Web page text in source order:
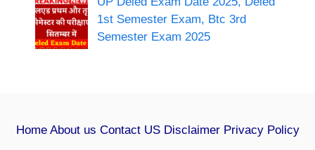
1st Semester Exam, Btc 3rd
Semester Exam 2025
Home About us Contact US Disclaimer Privacy Policy